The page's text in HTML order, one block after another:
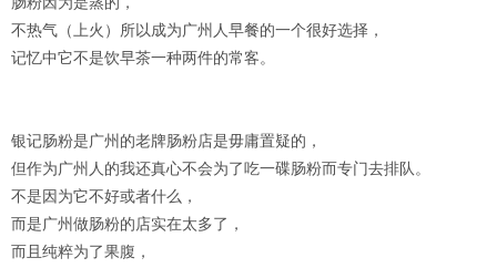
不热气（上火）所以成为广州人早餐的一个很好选择，
记忆中它不是饮早茶一种两件的常客。
银记肠粉是广州的老牌肠粉店是毋庸置疑的，
但作为广州人的我还真心不会为了吃一碟肠粉而专门去排队。
不是因为它不好或者什么，
而是广州做肠粉的店实在太多了，
而且纯粹为了果腹，